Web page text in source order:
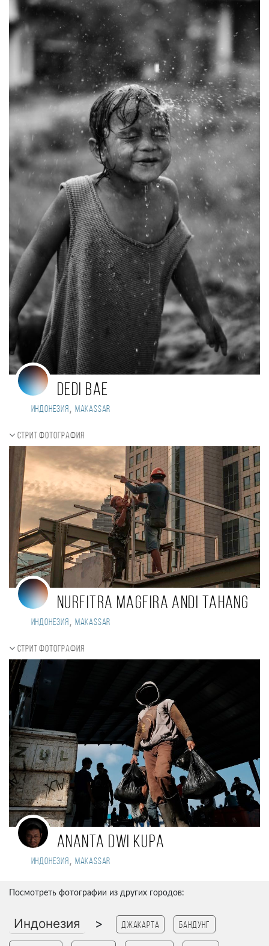
Dedi Bae
Индонезия , Makassar
Стрит фотография
Nurfitra Magfira Andi Tahang
Индонезия , Makassar
Стрит фотография
Ananta Dwi Kupa
Индонезия, Makassar
Посмотреть фотографии из других городов:
Индонезия > Джакарта Бандунг